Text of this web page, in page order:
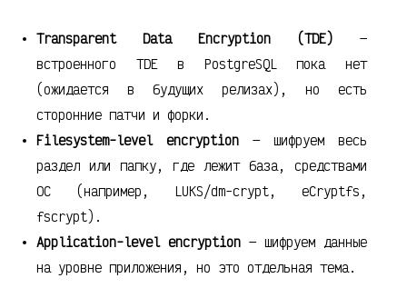
Transparent Data Encryption (TDE) —
встроенного TDE в PostgreSQL пока нет
(ожидается в будущих релизах), но есть
сторонние патчи и форки.
Filesystem-level encryption— шифруем весь
раздел или папку, где лежит база, средствами
ОС (например, LUKS/dm-crypt, eCryptfs,
fscrypt).
Application-level encryption— шифруем данные
на уровне приложения, но это отдельная тема.